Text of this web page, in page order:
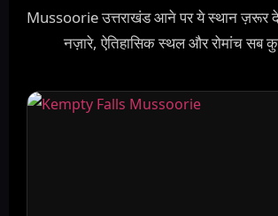
Mussoorie उत्तराखंड आने पर ये स्थान ज़रूर
नज़ारे, ऐतिहासिक स्थल और रोमांच सब